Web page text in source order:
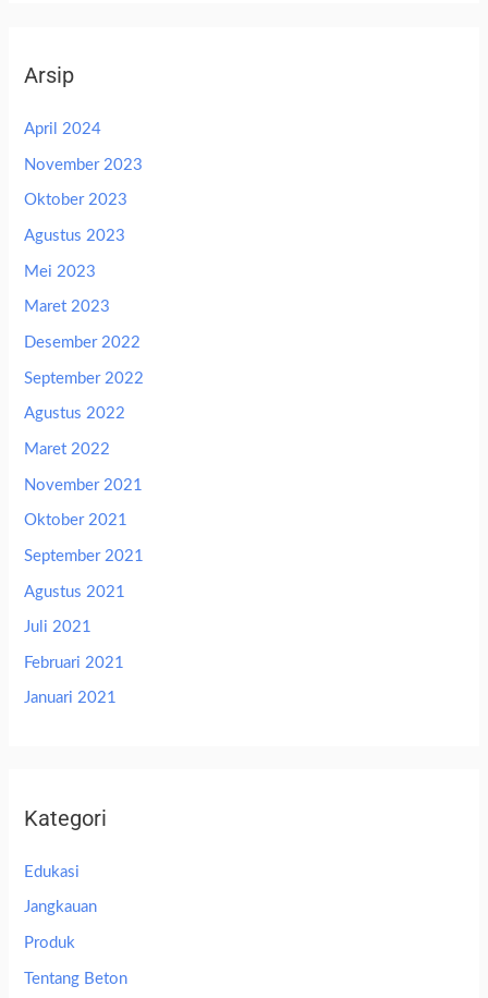
Arsip
April 2024
November 2023
Oktober 2023
Agustus 2023
Mei 2023
Maret 2023
Desember 2022
September 2022
Agustus 2022
Maret 2022
November 2021
Oktober 2021
September 2021
Agustus 2021
Juli 2021
Februari 2021
Januari 2021
Kategori
Edukasi
Jangkauan
Produk
Tentang Beton